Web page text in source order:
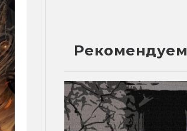
Рекомендуем